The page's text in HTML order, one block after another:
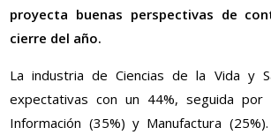
proyecta buenas perspectivas de
cierre del año.
La industria de Ciencias de la Vida y
expectativas con un 44%, seguida por
Información (35%) y Manufactura